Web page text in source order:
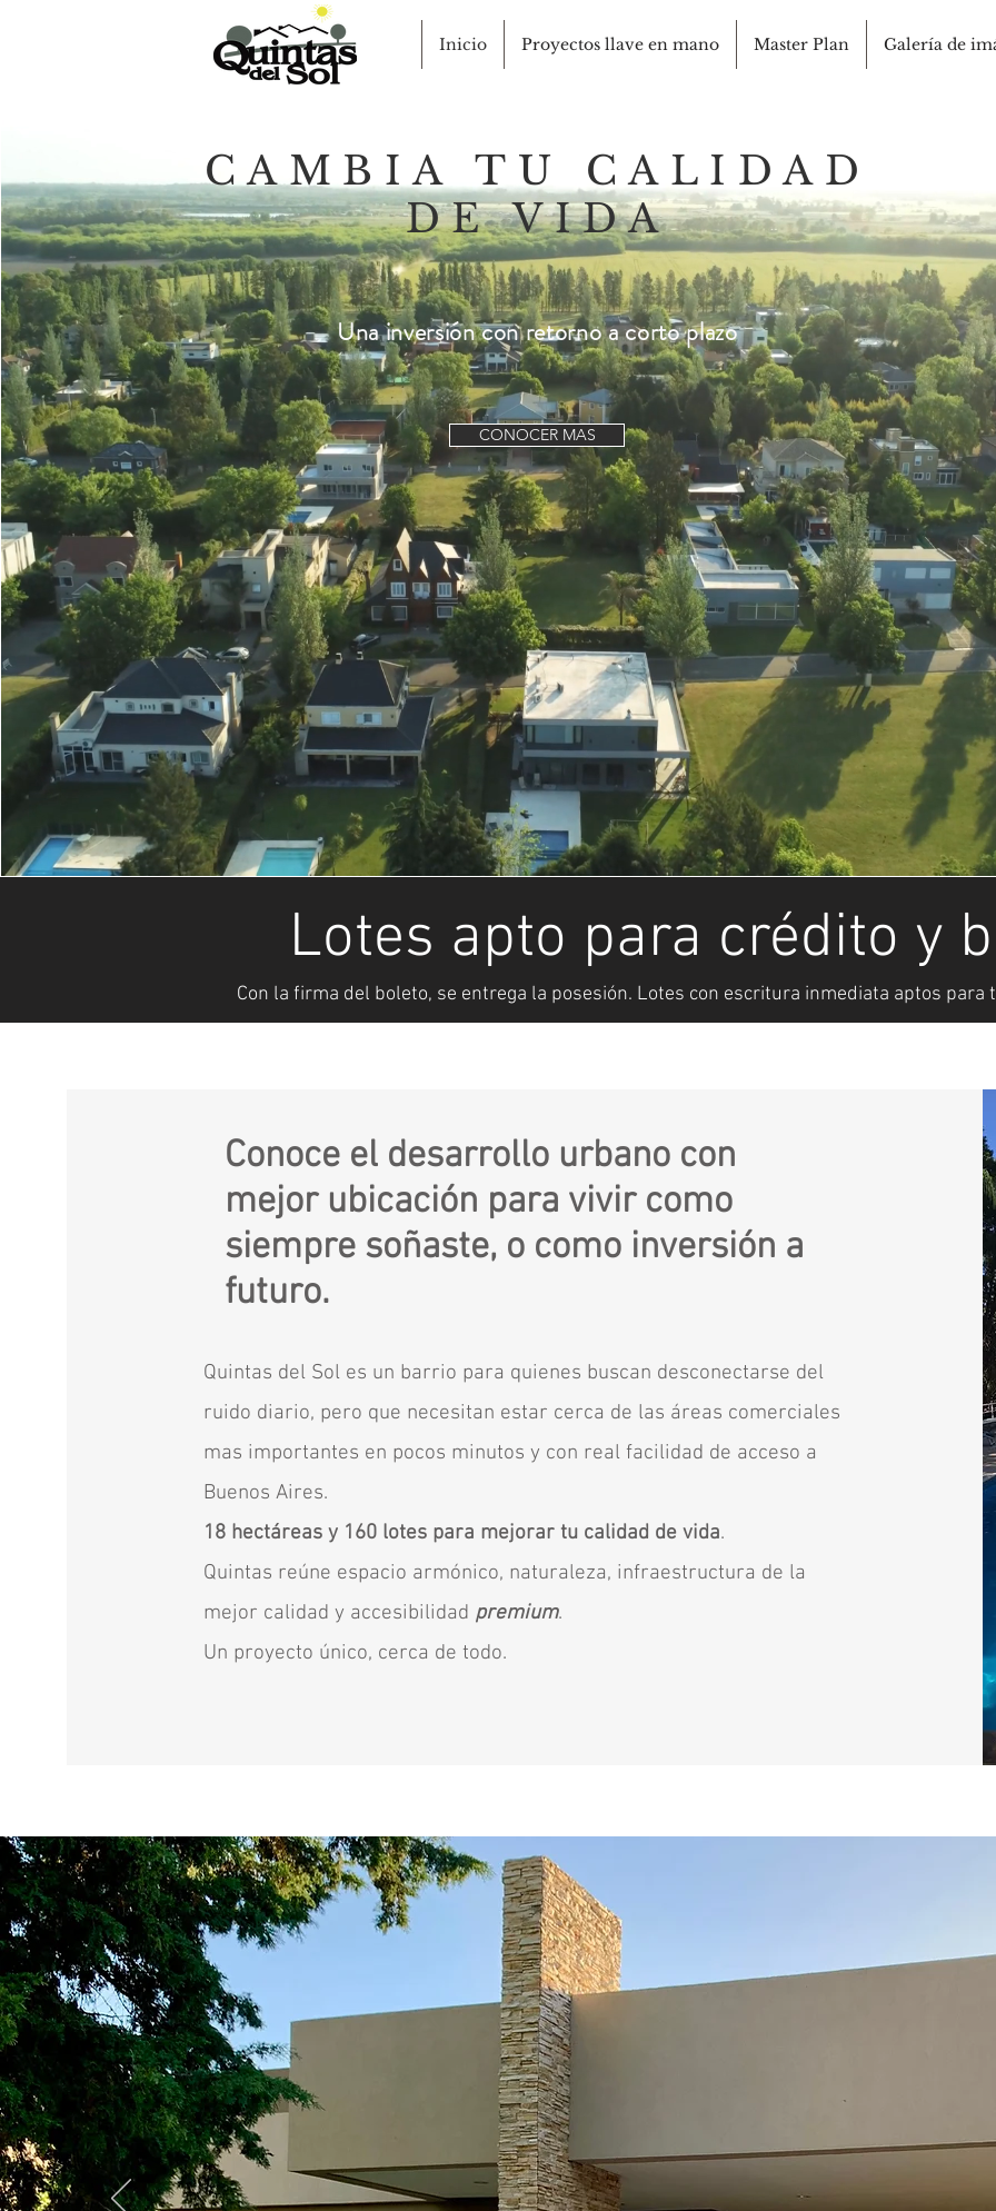
Inicio Proyectos llave en mano Master Plan Galería de
CAMBIA TU CALIDAD
DE VIDA
Una inversión con retorno a corto plazo
CONOCER MAS
Lotes apto para crédito y
Con la firma del boleto, se entrega la posesión. Lotes con escritura inmediata aptos
Conoce el desarrollo urbano con
mejor ubicación para vivir como
siempre soñaste, o como inversión a
futuro.
Quintas del Sol es un barrio para quienes buscan desconectarse del
ruido diario, pero que necesitan estar cerca de las áreas comerciales
mas importantes en pocos minutos y con real facilidad de acceso a
Buenos Aires.
18 hectáreas y 160 lotes para mejorar tu calidad de vida.
Quintas reúne espacio armónico, naturaleza, infraestructura de la
mejor calidad y accesibilidad premium.
Un proyecto único, cerca de todo.